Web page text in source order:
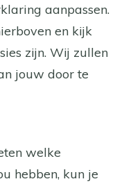
aanpassen.
en kijk
zijn. Wij zullen
jouw door te
welke
hebben, kun je